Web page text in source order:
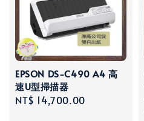
EPSON DS-C490 A4 高
速U型掃描器
Regular
NT$ 14,700.00